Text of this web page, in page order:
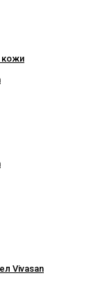
кожи
Vivasan